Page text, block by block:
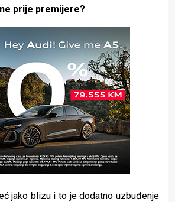
prije premijere?
jako blizu i to je dodatno uzbuđenje